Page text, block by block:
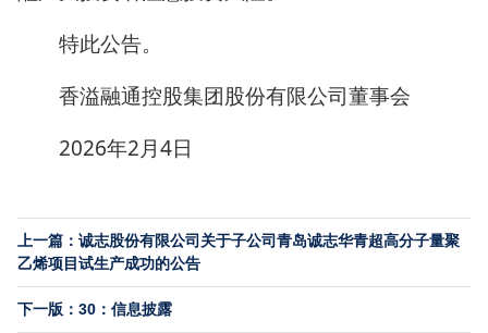
特此公告。
香溢融通控股集团股份有限公司董事会
2026年2月4日
上一篇：诚志股份有限公司关于子公司青岛诚志华青超高分子量聚
乙烯项目试生产成功的公告
下一版：30：信息披露